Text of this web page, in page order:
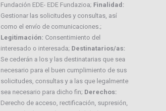
Fundación EDE- EDE Fundazioa; Finalidad:
Gestionar las solicitudes y consultas, así
como el envío de comunicaciones.;
Legitimación: Consentimiento del
interesado o interesada; Destinatarios/as:
Se cederán a los y las destinatarias que sea
necesario para el buen cumplimiento de sus
solicitudes, consultas y a las que legalmente
sea necesario para dicho fin; Derechos:
Derecho de acceso, rectificación, supresión,